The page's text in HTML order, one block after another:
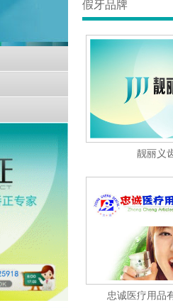
假牙品牌
靓丽义
忠诚医疗用品